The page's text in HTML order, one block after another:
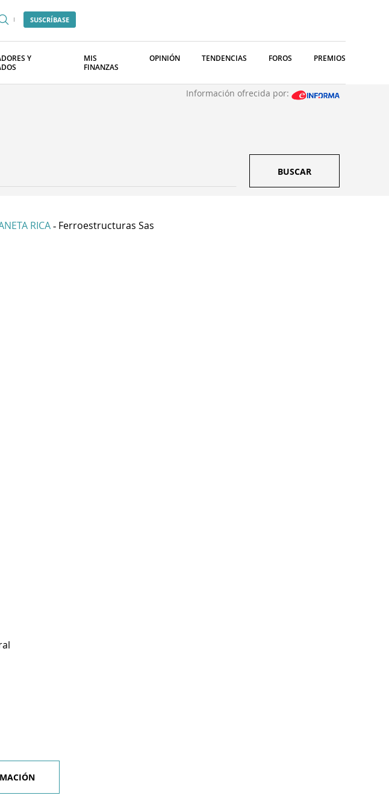
SUSCRÍBASE
Y
MIS
FINANZAS
OPINIÓN TENDENCIAS FOROS PREMIOS
Información ofrecida por:
BUSCAR
RICA - Ferroestructuras Sas